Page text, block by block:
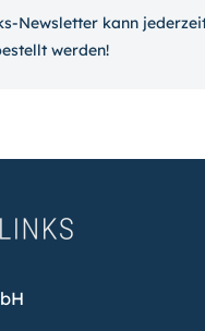
Newsletter kann
werden!